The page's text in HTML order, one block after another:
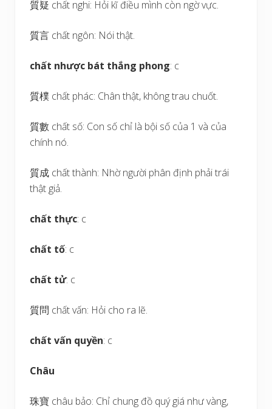
質疑 chất nghi: Hỏi kĩ điều mình còn ngờ vực.
質言 chất ngôn: Nói thật.
chất nhược bát thắng phong: c
質樸 chất phác: Chân thật, không trau chuốt.
質數 chất số: Con số chỉ là bội số của 1 và của
chính nó.
質成 chất thành: Nhờ người phân định phải trái
thật giả.
chất thực: c
chất tố: c
chất tử: c
質問 chất vấn: Hỏi cho ra lẽ.
chất vấn quyền: c
Châu
珠寶 châu bảo: Chỉ chung đồ quý giá như vàng,